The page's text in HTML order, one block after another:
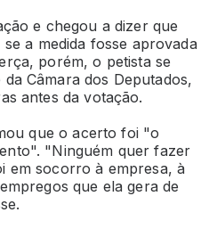
e chegou a dizer que
a medida fosse aprovada
porém, o petista se
Câmara dos Deputados,
antes da votação.
que o acerto foi "o
"Ninguém quer fazer
em socorro à empresa, à
que ela gera de